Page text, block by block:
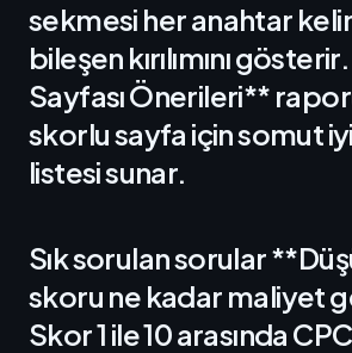
sekmesi her anahtar
bileşen kırılımını
Sayfası Önerileri**
skorlu sayfa için somut
listesi sunar.
Sık sorulan sorular
skoru ne kadar maliyet
Skor 1 ile 10 arasında